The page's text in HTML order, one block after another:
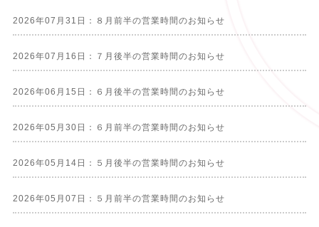
2026年07月31日：８月前半の営業時間のお知らせ
2026年07月16日：７月後半の営業時間のお知らせ
2026年06月15日：６月後半の営業時間のお知らせ
2026年05月30日：６月前半の営業時間のお知らせ
2026年05月14日：５月後半の営業時間のお知らせ
2026年05月07日：５月前半の営業時間のお知らせ